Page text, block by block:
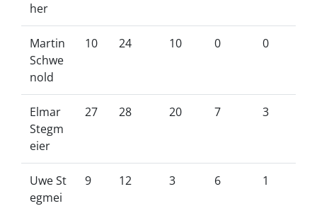
her
Martin
Schwe
nold
10 24 10 0 0
Elmar
Stegm
eier
27 28 20 7 3
Uwe St
egmei
9 12 3 6 1